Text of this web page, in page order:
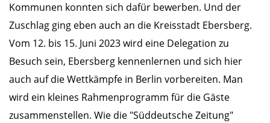
Kommunen konnten sich dafür bewerben. Und der
Zuschlag ging eben auch an die Kreisstadt Ebersberg.
Vom 12. bis 15. Juni 2023 wird eine Delegation zu
Besuch sein, Ebersberg kennenlernen und sich hier
auch auf die Wettkämpfe in Berlin vorbereiten. Man
wird ein kleines Rahmenprogramm für die Gäste
zusammenstellen. Wie die "Süddeutsche Zeitung"